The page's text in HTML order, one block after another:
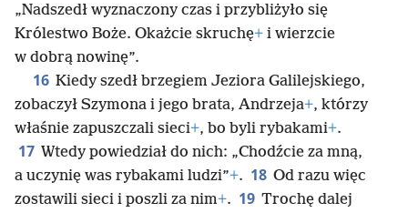
„Nadszedł wyznaczony czas i przybliżyło się
Królestwo Boże. Okażcie skruchę+ i wierzcie
w dobrą nowinę”.
16 Kiedy szedł brzegiem Jeziora Galilejskiego,
zobaczył Szymona i jego brata, Andrzeja+, którzy
właśnie zapuszczali sieci+, bo byli rybakami+.
17 Wtedy powiedział do nich: „Chodźcie za mną,
a uczynię was rybakami ludzi”+. 18 Od razu więc
zostawili sieci i poszli za nim+. 19 Trochę dalej